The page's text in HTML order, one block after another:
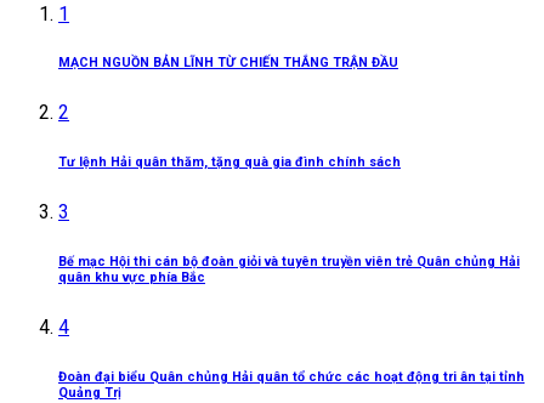
1
MẠCH NGUỒN BẢN LĨNH TỪ CHIẾN THẮNG TRẬN ĐẦU
2
Tư lệnh Hải quân thăm, tặng quà gia đình chính sách
3
Bế mạc Hội thi cán bộ đoàn giỏi và tuyên truyền viên trẻ Quân chủng Hải
quân khu vực phía Bắc
4
Đoàn đại biểu Quân chủng Hải quân tổ chức các hoạt động tri ân tại tỉnh
Quảng Trị